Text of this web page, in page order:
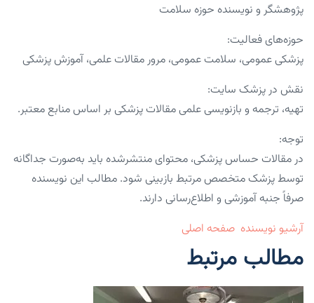
پژوهشگر و نویسنده حوزه سلامت
حوزه‌های فعالیت:
پزشکی عمومی، سلامت عمومی، مرور مقالات علمی، آموزش پزشکی
نقش در پزشک سایت:
تهیه، ترجمه و بازنویسی علمی مقالات پزشکی بر اساس منابع معتبر.
توجه:
در مقالات حساس پزشکی، محتوای منتشرشده باید به‌صورت جداگانه
توسط پزشک متخصص مرتبط بازبینی شود. مطالب این نویسنده
صرفاً جنبه آموزشی و اطلاع‌رسانی دارند.
آرشیو نویسنده صفحه اصلی
مطالب مرتبط